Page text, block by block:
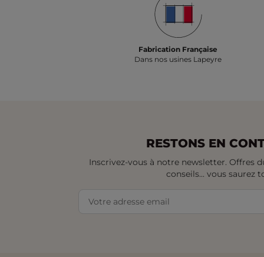
Fabrication Française
Dans nos usines Lapeyre
RESTONS EN
Inscrivez-vous à notre newsletter. Offres
conseils... vous saurez